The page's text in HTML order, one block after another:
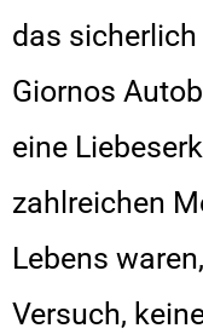
das
Giornos
eine
zahlreichen
Lebens
Versuch,